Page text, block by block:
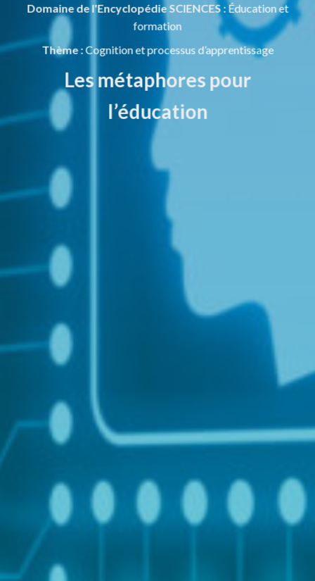
Domaine de l'Encyclopédie SCIENCES :Éducation et
formation
Thème :Cognition et processus d’apprentissage
Les métaphores pour
l’éducation